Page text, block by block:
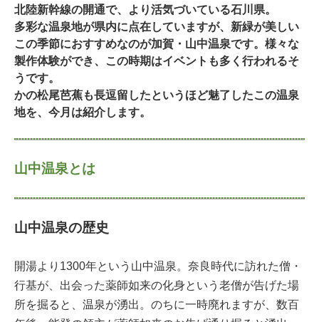
北陸新幹線の開通で、より活気づいている石川県。
多彩な温泉地が県内に点在していますが、新緑が美しい
この季節におすすめなのが加賀・山中温泉です。様々な
製作体験ができ、この時期はイベントも多く行われるそ
うです。
かの松尾芭蕉も長逗留したというほど魅了したこの温泉
地を、今月は紹介します。
山中温泉とは
山中温泉の歴史
開湯より1300年という山中温泉。奈良時代に訪れた僧・
行基が、出会った薬師如来の化身という老僧が告げた場
所を掘ると、温泉が湧出。のちに一時廃れますが、数百